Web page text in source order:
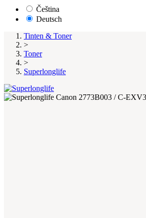
Čeština
Deutsch
Tinten & Toner
>
Toner
>
Superlonglife